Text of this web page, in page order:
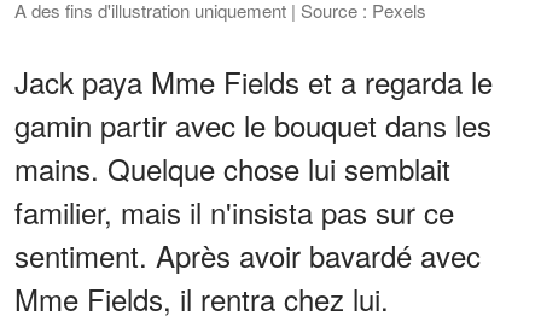
A des fins d'illustration uniquement | Source : Pexels
Jack paya Mme Fields et a regarda le
gamin partir avec le bouquet dans les
mains. Quelque chose lui semblait
familier, mais il n'insista pas sur ce
sentiment. Après avoir bavardé avec
Mme Fields, il rentra chez lui.